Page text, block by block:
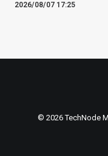
2026/08/07 17:25
© 2026 TechNode